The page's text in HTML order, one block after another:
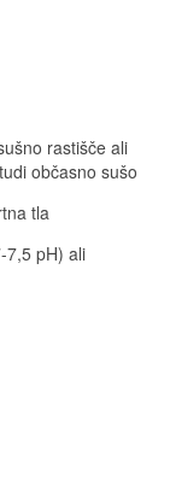
rastišče ali
občasno sušo
tla
7,5 pH) ali